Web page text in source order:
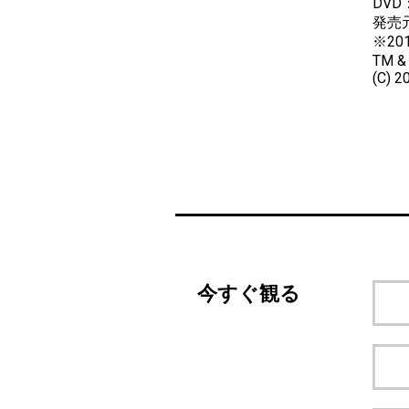
発売
TM &
(C)
今すぐ観る